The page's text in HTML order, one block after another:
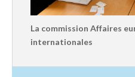
La commission Affaires
internationales